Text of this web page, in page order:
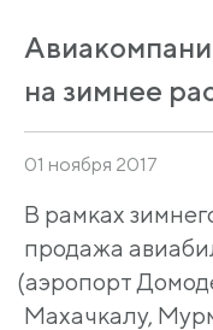
на зимнее
01 ноября 2017
В рамках
продажа
(аэропорт
Махачкалу,